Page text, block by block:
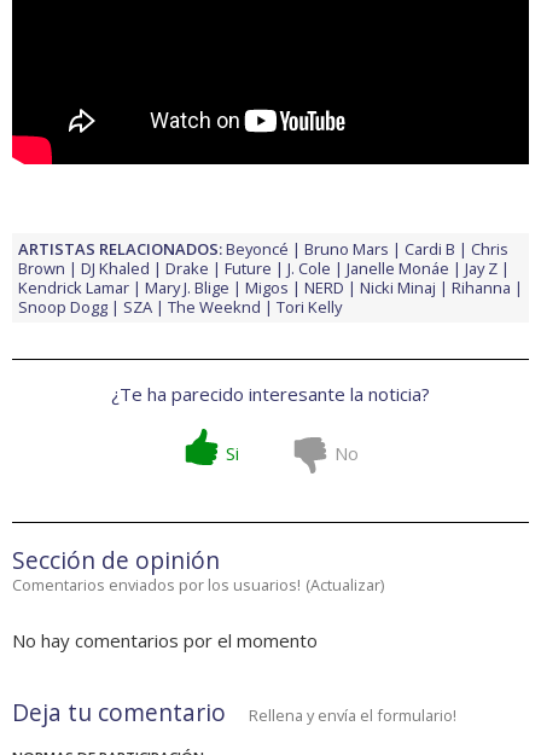
ARTISTAS RELACIONADOS:Beyoncé Bruno Mars Cardi B
Chris
Brown
DJ Khaled Drake Future J. Cole Janelle Monáe
Jay Z
Kendrick Lamar
Mary J. Blige Migos NERD Nicki Minaj
Rihanna
Snoop Dogg
SZA The Weeknd Tori Kelly
¿Te ha parecido interesante la noticia?
Si No
Sección de opinión
Comentarios enviados por los usuarios! (Actualizar)
No hay comentarios por el momento
Deja tu comentario Rellena y envía el formulario!